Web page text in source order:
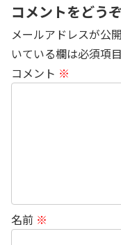
コメントをどうぞ
メールアドレスが公
いている欄は必須項
コメント ※
名前 ※